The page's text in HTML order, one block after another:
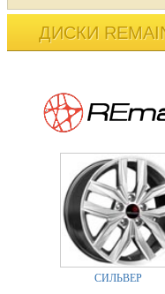
ДИСКИ
СИЛЬВЕР